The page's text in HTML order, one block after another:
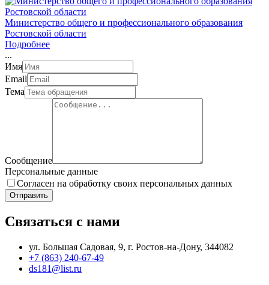
Министерство общего и профессионального образования
Ростовской области
Подробнее
...
Имя
Email
Тема
Сообщение
Персональные данные
Согласен на обработку своих персональных данных
Отправить
Связаться с нами
ул. Большая Садовая, 9, г. Ростов-на-Дону, 344082
+7 (863) 240-67-49
ds181@list.ru